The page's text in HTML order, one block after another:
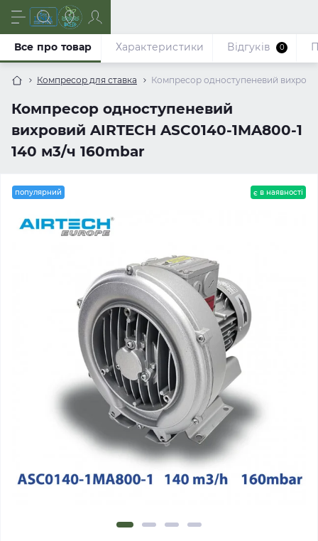
Компресор для ставка Компресор одноступеневий
Компресор одноступеневий
вихровий AIRTECH ASC0140-1MA800-1
140 м3/ч 160mbar
Все про товар Характеристики Відгуків 0
популярний є в наявності